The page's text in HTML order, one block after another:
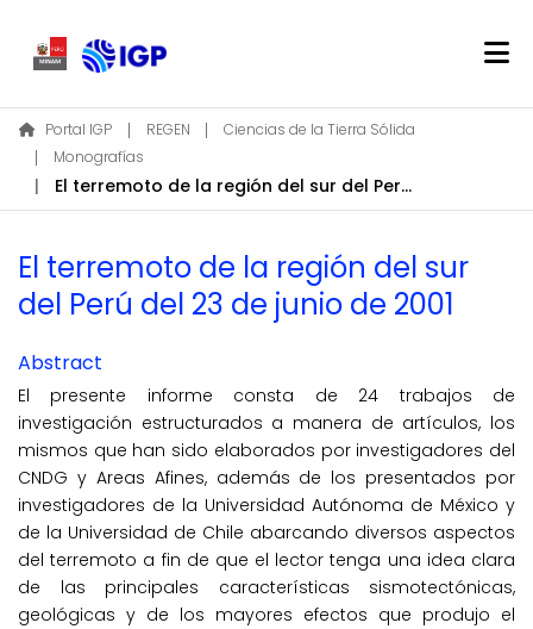
Home
About REGEN
Communities & Collections
Statistics
EN
Portal IGP REGEN
Ciencias de la Tierra Sólida
Monografías
El terremoto de la región del sur del Perú del 23 de junio de 2001
El terremoto de la región del sur
del Perú del 23 de junio de 2001
Abstract
El presente informe consta de 24 trabajos de
investigación estructurados a manera de artículos, los
mismos que han sido elaborados por investigadores del
CNDG y Areas Afines, además de los presentados por
investigadores de la Universidad Autónoma de México y
de la Universidad de Chile abarcando diversos aspectos
del terremoto a fin de que el lector tenga una idea clara
de las principales características sismotectónicas,
geológicas y de los mayores efectos que produjo el